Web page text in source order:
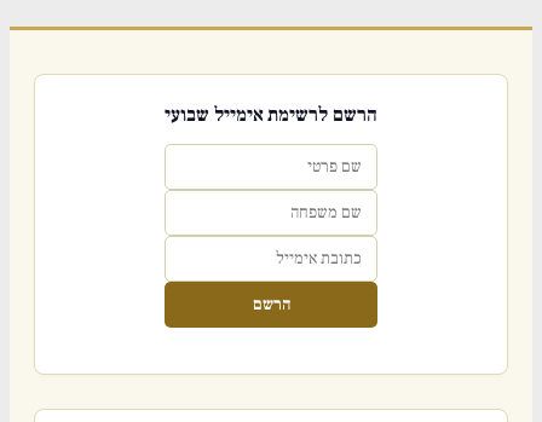
הרשם לרשימת אימייל שבועי
הרשם